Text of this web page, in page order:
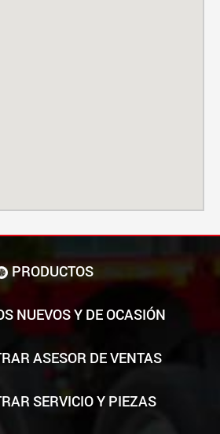
PRODUCTOS
NUEVOS Y DE OCASIÓN
ASESOR DE VENTAS
SERVICIO Y PIEZAS